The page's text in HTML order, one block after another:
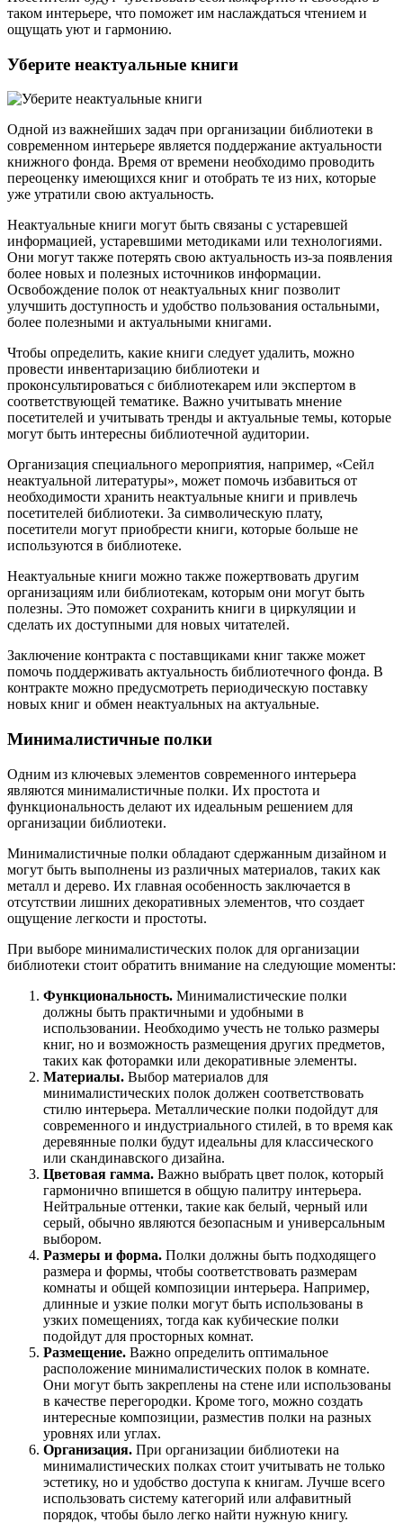
таком интерьере, что поможет им наслаждаться чтением и
ощущать уют и гармонию.
Уберите неактуальные книги
Одной из важнейших задач при организации библиотеки в
современном интерьере является поддержание актуальности
книжного фонда. Время от времени необходимо проводить
переоценку имеющихся книг и отобрать те из них, которые
уже утратили свою актуальность.
Неактуальные книги могут быть связаны с устаревшей
информацией, устаревшими методиками или технологиями.
Они могут также потерять свою актуальность из-за появления
более новых и полезных источников информации.
Освобождение полок от неактуальных книг позволит
улучшить доступность и удобство пользования остальными,
более полезными и актуальными книгами.
Чтобы определить, какие книги следует удалить, можно
провести инвентаризацию библиотеки и
проконсультироваться с библиотекарем или экспертом в
соответствующей тематике. Важно учитывать мнение
посетителей и учитывать тренды и актуальные темы, которые
могут быть интересны библиотечной аудитории.
Организация специального мероприятия, например, «Сейл
неактуальной литературы», может помочь избавиться от
необходимости хранить неактуальные книги и привлечь
посетителей библиотеки. За символическую плату,
посетители могут приобрести книги, которые больше не
используются в библиотеке.
Неактуальные книги можно также пожертвовать другим
организациям или библиотекам, которым они могут быть
полезны. Это поможет сохранить книги в циркуляции и
сделать их доступными для новых читателей.
Заключение контракта с поставщиками книг также может
помочь поддерживать актуальность библиотечного фонда. В
контракте можно предусмотреть периодическую поставку
новых книг и обмен неактуальных на актуальные.
Минималистичные полки
Одним из ключевых элементов современного интерьера
являются минималистичные полки. Их простота и
функциональность делают их идеальным решением для
организации библиотеки.
Минималистичные полки обладают сдержанным дизайном и
могут быть выполнены из различных материалов, таких как
металл и дерево. Их главная особенность заключается в
отсутствии лишних декоративных элементов, что создает
ощущение легкости и простоты.
При выборе минималистических полок для организации
библиотеки стоит обратить внимание на следующие моменты:
Функциональность. Минималистические полки
должны быть практичными и удобными в
использовании. Необходимо учесть не только размеры
книг, но и возможность размещения других предметов,
таких как фоторамки или декоративные элементы.
Материалы. Выбор материалов для
минималистических полок должен соответствовать
стилю интерьера. Металлические полки подойдут для
современного и индустриального стилей, в то время как
деревянные полки будут идеальны для классического
или скандинавского дизайна.
Цветовая гамма. Важно выбрать цвет полок, который
гармонично впишется в общую палитру интерьера.
Нейтральные оттенки, такие как белый, черный или
серый, обычно являются безопасным и универсальным
выбором.
Размеры и форма. Полки должны быть подходящего
размера и формы, чтобы соответствовать размерам
комнаты и общей композиции интерьера. Например,
длинные и узкие полки могут быть использованы в
узких помещениях, тогда как кубические полки
подойдут для просторных комнат.
Размещение. Важно определить оптимальное
расположение минималистических полок в комнате.
Они могут быть закреплены на стене или использованы
в качестве перегородки. Кроме того, можно создать
интересные композиции, разместив полки на разных
уровнях или углах.
Организация. При организации библиотеки на
минималистических полках стоит учитывать не только
эстетику, но и удобство доступа к книгам. Лучше всего
использовать систему категорий или алфавитный
порядок, чтобы было легко найти нужную книгу.